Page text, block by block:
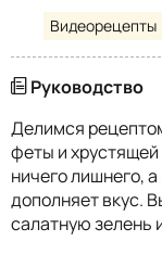
Видеорецепты
Руководство
Делимся
феты и хрустящей
ничего лишнего,
дополняет вкус.
салатную зелень